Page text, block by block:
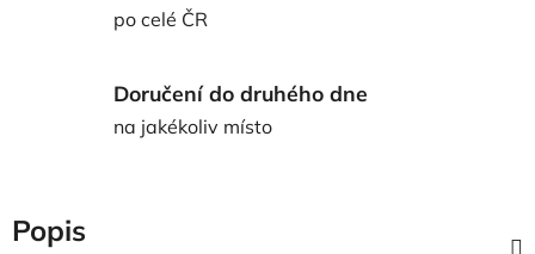
po celé ČR
Doručení do druhého dne
na jakékoliv místo
Popis